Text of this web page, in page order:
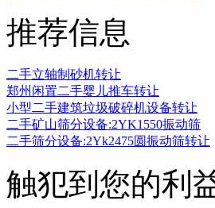
推荐信息
二手立轴制砂机转让
郑州闲置二手婴儿推车转让
小型二手建筑垃圾破碎机设备转让
二手矿山筛分设备:2YK1550振动筛
二手筛分设备:2Yk2475圆振动筛转让
触犯到您的利